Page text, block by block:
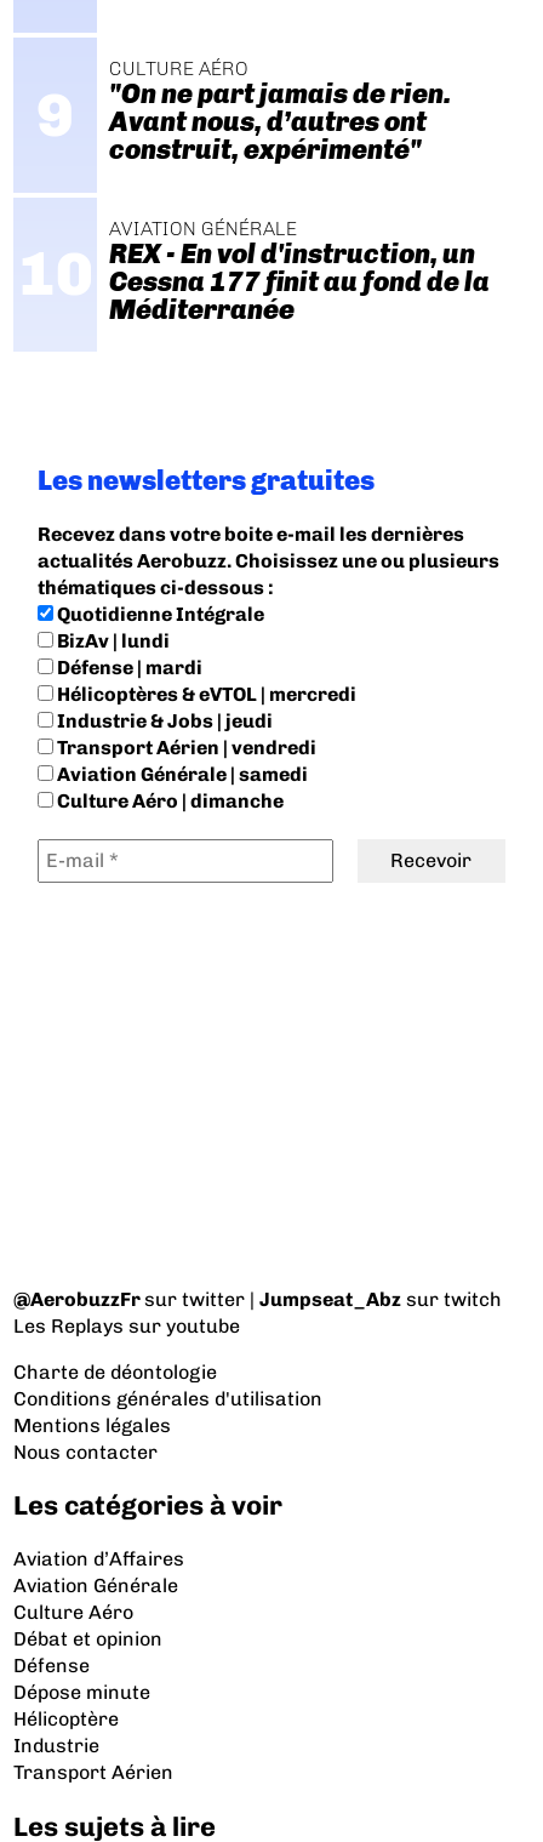
CULTURE AÉRO
"On ne part jamais de rien.
Avant nous, d’autres ont
construit, expérimenté"
AVIATION GÉNÉRALE
REX - En vol d'instruction, un
Cessna 177 finit au fond de la
Méditerranée
Les newsletters gratuites
Recevez dans votre boite e-mail les dernières
actualités Aerobuzz. Choisissez une ou plusieurs
thématiques ci-dessous :
Quotidienne Intégrale
BizAv | lundi
Défense | mardi
Hélicoptères & eVTOL | mercredi
Industrie & Jobs | jeudi
Transport Aérien | vendredi
Aviation Générale | samedi
Culture Aéro | dimanche
@AerobuzzFrsur twitter |Jumpseat_Abz sur twitch
Les Replays sur youtube
Charte de déontologie
Conditions générales d'utilisation
Mentions légales
Nous contacter
Les catégories à voir
Aviation d’Affaires
Aviation Générale
Culture Aéro
Débat et opinion
Défense
Dépose minute
Hélicoptère
Industrie
Transport Aérien
Les sujets à lire